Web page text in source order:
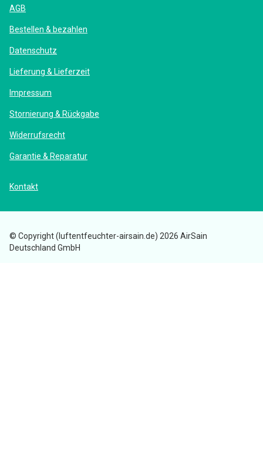
AGB
Bestellen & bezahlen
Datenschutz
Lieferung & Lieferzeit
Impressum
Stornierung & Rückgabe
Widerrufsrecht
Garantie & Reparatur
Kontakt
© Copyright (luftentfeuchter-airsain.de) 2026 AirSain
Deutschland GmbH